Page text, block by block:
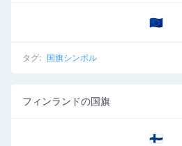
🇪🇺
タグ: 国旗シンボル
フィンランドの国旗
🇫🇮